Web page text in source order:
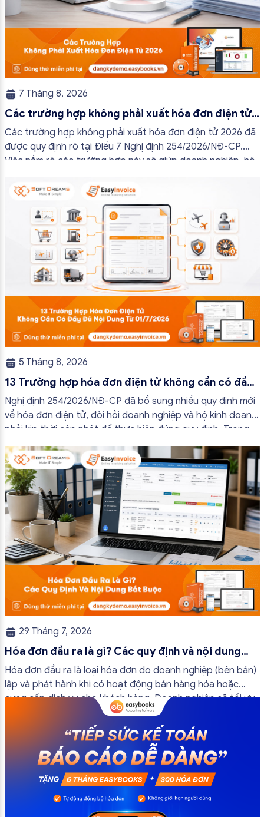
7 Tháng 8, 2026
Các trường hợp không phải xuất hóa đơn điện tử
2026
Các trường hợp không phải xuất hóa đơn điện tử 2026 đã
được quy định rõ tại Điều 7 Nghị định 254/2026/NĐ-CP.
Việc nắm rõ các trường hợp này sẽ giúp doanh nghiệp, hộ
tránh lập hóa đơn không cần thiết hoặc áp […]
5 Tháng 8, 2026
13 Trường hợp hóa đơn điện tử không cần có đầy
đủ nội dung từ 01/7/2026
Nghị định 254/2026/NĐ-CP đã bổ sung nhiều quy định mới
về hóa đơn điện tử, đòi hỏi doanh nghiệp và hộ kinh doanh
phải kịp thời cập nhật để thực hiện đúng quy định. Trong
bài viết này, hóa đơn điện tử EasyInvoice sẽ chia sẻ 13
trường hợp hóa đơn điện tử không cần […]
29 Tháng 7, 2026
Hóa đơn đầu ra là gì? Các quy định và nội dung
bắt buộc mới nhất
Hóa đơn đầu ra là loại hóa đơn do doanh nghiệp (bên bán)
lập và phát hành khi có hoạt động bán hàng hóa hoặc
cung cấp dịch vụ cho khách hàng. Doanh nghiệp sẽ tối ưu
quy trình vận hành và tránh được những án phạt hành
chính không đáng có nếu nắm rõ […]